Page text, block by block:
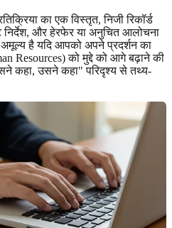
का एक विस्तृत, निजी रिकॉर्ड
निर्देश, और हेरफेर या अनुचित आलोचना
है यदि आपको अपने प्रदर्शन का
Resources) को मुद्दे को आगे बढ़ाने की
कहा, उसने कहा" परिदृश्य से तथ्य-